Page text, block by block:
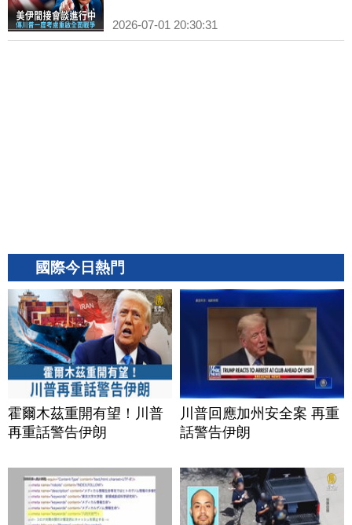
2026-07-01 20:30:31
國際今日熱門
霍爾木茲重開有望！川普
再重話警告伊朗
川普回應加州安全案 再重
話警告伊朗